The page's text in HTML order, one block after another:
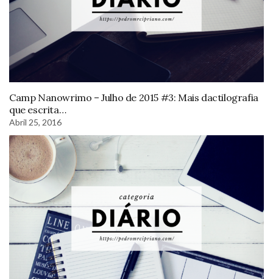
Camp Nanowrimo – Julho de 2015 #3: Mais dactilografia
que escrita…
Abril 25, 2016